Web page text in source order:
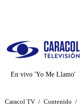
En vivo 'Yo Me Llamo'
Caracol TV / Contenido /